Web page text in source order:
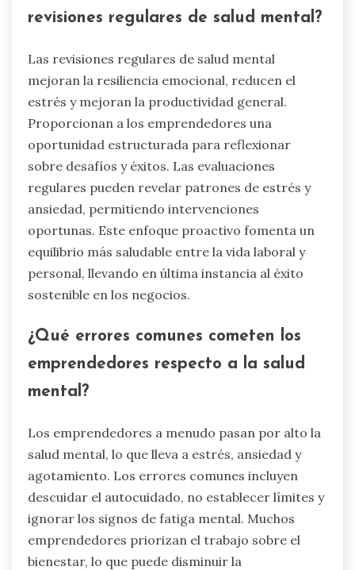
revisiones regulares de salud mental?
Las revisiones regulares de salud mental
mejoran la resiliencia emocional, reducen el
estrés y mejoran la productividad general.
Proporcionan a los emprendedores una
oportunidad estructurada para reflexionar
sobre desafíos y éxitos. Las evaluaciones
regulares pueden revelar patrones de estrés y
ansiedad, permitiendo intervenciones
oportunas. Este enfoque proactivo fomenta un
equilibrio más saludable entre la vida laboral y
personal, llevando en última instancia al éxito
sostenible en los negocios.
¿Qué errores comunes cometen los
emprendedores respecto a la salud
mental?
Los emprendedores a menudo pasan por alto la
salud mental, lo que lleva a estrés, ansiedad y
agotamiento. Los errores comunes incluyen
descuidar el autocuidado, no establecer límites y
ignorar los signos de fatiga mental. Muchos
emprendedores priorizan el trabajo sobre el
bienestar, lo que puede disminuir la